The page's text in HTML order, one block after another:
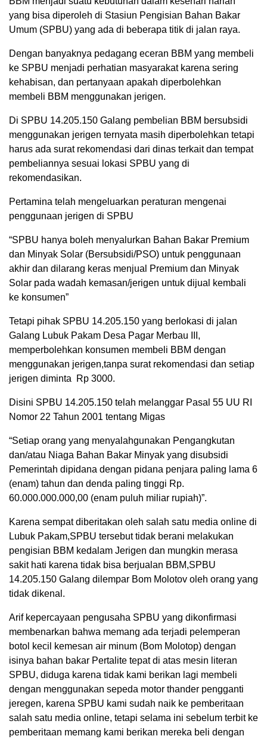
yang bisa diperoleh di Stasiun Pengisian Bahan Bakar
Umum (SPBU) yang ada di beberapa titik di jalan raya.
Dengan banyaknya pedagang eceran BBM yang membeli
ke SPBU menjadi perhatian masyarakat karena sering
kehabisan, dan pertanyaan apakah diperbolehkan
membeli BBM menggunakan jerigen.
Di SPBU 14.205.150 Galang pembelian BBM bersubsidi
menggunakan jerigen ternyata masih diperbolehkan tetapi
harus ada surat rekomendasi dari dinas terkait dan tempat
pembeliannya sesuai lokasi SPBU yang di
rekomendasikan.
Pertamina telah mengeluarkan peraturan mengenai
penggunaan jerigen di SPBU
“SPBU hanya boleh menyalurkan Bahan Bakar Premium
dan Minyak Solar (Bersubsidi/PSO) untuk penggunaan
akhir dan dilarang keras menjual Premium dan Minyak
Solar pada wadah kemasan/jerigen untuk dijual kembali
ke konsumen”
Tetapi pihak SPBU 14.205.150 yang berlokasi di jalan
Galang Lubuk Pakam Desa Pagar Merbau III,
memperbolehkan konsumen membeli BBM dengan
menggunakan jerigen,tanpa surat rekomendasi dan setiap
jerigen diminta Rp 3000.
Disini SPBU 14.205.150 telah melanggar Pasal 55 UU RI
Nomor 22 Tahun 2001 tentang Migas
“Setiap orang yang menyalahgunakan Pengangkutan
dan/atau Niaga Bahan Bakar Minyak yang disubsidi
Pemerintah dipidana dengan pidana penjara paling lama 6
(enam) tahun dan denda paling tinggi Rp.
60.000.000.000,00 (enam puluh miliar rupiah)”.
Karena sempat diberitakan oleh salah satu media online di
Lubuk Pakam,SPBU tersebut tidak berani melakukan
pengisian BBM kedalam Jerigen dan mungkin merasa
sakit hati karena tidak bisa berjualan BBM,SPBU
14.205.150 Galang dilempar Bom Molotov oleh orang yang
tidak dikenal.
Arif kepercayaan pengusaha SPBU yang dikonfirmasi
membenarkan bahwa memang ada terjadi pelemperan
botol kecil kemesan air minum (Bom Molotop) dengan
isinya bahan bakar Pertalite tepat di atas mesin literan
SPBU, diduga karena tidak kami berikan lagi membeli
dengan menggunakan sepeda motor thander pengganti
jeregen, karena SPBU kami sudah naik ke pemberitaan
salah satu media online, tetapi selama ini sebelum terbit ke
pemberitaan memang kami berikan mereka beli dengan